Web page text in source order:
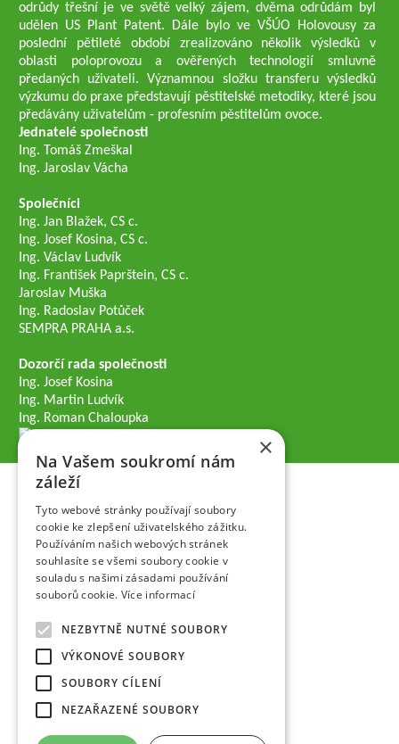
odrůdy třešní je ve světě velký zájem, dvěma odrůdám byl
udělen US Plant Patent. Dále bylo ve VŠÚO Holovousy za
poslední pětileté období zrealizováno několik výsledků v
oblasti poloprovozu a ověřených technologií smluvně
předaných uživateli. Významnou složku transferu výsledků
výzkumu do praxe představují pěstitelské metodiky, které jsou
předávány uživatelům - profesním pěstitelům ovoce.
Jednatelé společnosti
Ing. Tomáš Zmeškal
Ing. Jaroslav Vácha
Společníci
Ing. Jan Blažek, CS c.
Ing. Josef Kosina, CS c.
Ing. Václav Ludvík
Ing. František Paprštein, CS c.
Jaroslav Muška
Ing. Radoslav Potůček
SEMPRA PRAHA a.s.
Dozorčí rada společnosti
Ing. Josef Kosina
Ing. Martin Ludvík
Ing. Roman Chaloupka
×
Na Vašem soukromí nám
záleží
Tyto webové stránky používají soubory
cookie ke zlepšení uživatelského zážitku.
Používáním našich webových stránek
souhlasíte se všemi soubory cookie v
souladu s našimi zásadami používání
souborů cookie. Více informací
NEZBYTNĚ NUTNÉ SOUBORY
VÝKONOVÉ SOUBORY
SOUBORY CÍLENÍ
NEZAŘAZENÉ SOUBORY